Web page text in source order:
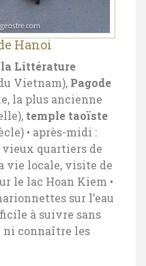
Hanoi
la Littérature
Vietnam), Pagode
la plus ancienne
temple taoïste
• après-midi :
vieux quartiers de
vie locale, visite de
le lac Hoan Kiem •
sur l’eau
à suivre sans
ni connaître les